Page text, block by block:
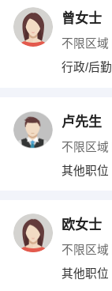
曾女士
不限区域
行政/后勤
卢先生
不限区域
其他职位
欧女士
不限区域
其他职位